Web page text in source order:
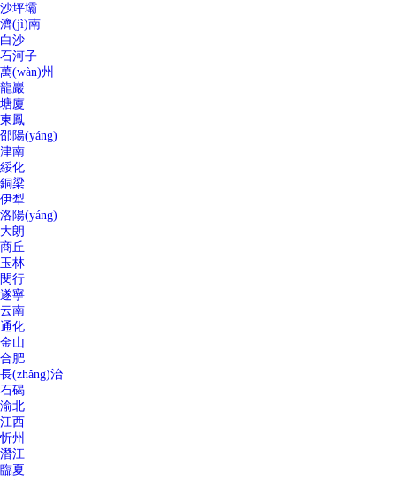
沙坪壩
濟(jì)南
白沙
石河子
萬(wàn)州
龍巖
塘廈
東鳳
邵陽(yáng)
津南
綏化
銅梁
伊犁
洛陽(yáng)
大朗
商丘
玉林
閔行
遂寧
云南
通化
金山
合肥
長(zhǎng)治
石碣
渝北
江西
忻州
潛江
臨夏